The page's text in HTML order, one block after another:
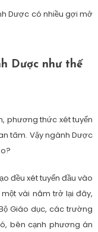
Dược có nhiều gợi mở
Dược như thế
phương thức xét tuyển
tâm. Vậy ngành Dược
đều xét tuyển đầu vào
một vài năm trở lại đây,
Giáo dục, các trường
bên cạnh phương án